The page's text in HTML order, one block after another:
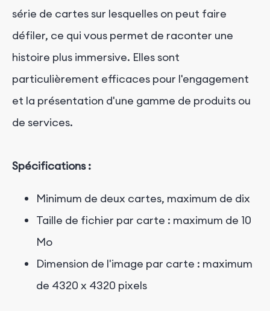
série de cartes sur lesquelles on peut faire
défiler, ce qui vous permet de raconter une
histoire plus immersive. Elles sont
particulièrement efficaces pour l'engagement
et la présentation d'une gamme de produits ou
de services.
Spécifications :
Minimum de deux cartes, maximum de dix
Taille de fichier par carte : maximum de 10
Mo
Dimension de l'image par carte : maximum
de 4320 x 4320 pixels